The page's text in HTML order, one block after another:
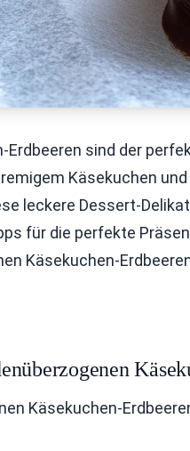
sind der
Käsekuchen
leckere Dessert-
für die perfekte
Käsekuchen-
Käsekuchen-